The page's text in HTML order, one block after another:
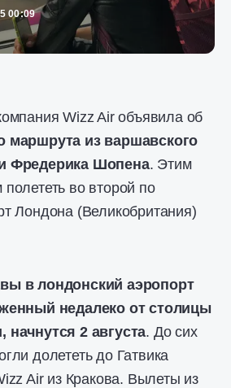
00:09
Wizz Air объявила об
маршрута из варшавского
Фредерика Шопена. Этим
во второй по
Лондона (Великобритания)
в лондонский аэропорт
недалеко от столицы
начнутся 2 августа. До сих
долететь до Гатвика
Air из Кракова. Вылеты из